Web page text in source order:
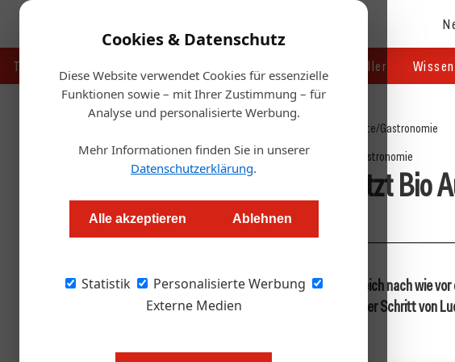
Cookies & Datenschutz
Diese Website verwendet Cookies für essenzielle
Funktionen sowie – mit Ihrer Zustimmung – für
Analyse und personalisierte Werbung.
Mehr Informationen finden Sie in unserer
Datenschutzerklärung.
Alle akzeptieren Ablehnen
Statistik
Personalisierte Werbung
Externe Medien
Touristik Handel & Hersteller
Startseite/Gastronomie
Gastronomie
Burgerkette Ludwig jetzt Bio
Redaktion.OEGZ
Bio-zertifizierte Gastro-Betriebe sind in Österreich nach wie
Ketten erst recht. Umso bemerkenswerter ist der Schritt von